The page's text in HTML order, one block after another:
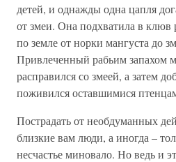
детей, и однажды одна цапля
от змеи. Она подхватила в
по земле от норки мангуста до
Привлеченный рабьим запахом
расправился со змеей, а затем
поживился оставшимися
Пострадать от необдуманных
близкие вам люди, а иногда –
несчастье миновало. Но ведь и